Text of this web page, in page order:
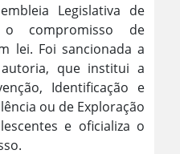
Legislativa de
compromisso de
lei. Foi sancionada a
que institui a
Identificação e
ou de Exploração
e oficializa o